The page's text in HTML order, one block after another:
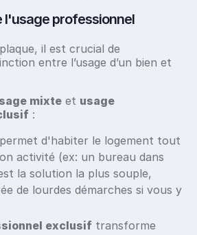
l'usage professionnel
il est crucial de
entre l’usage d’un bien et
mixte et usage
:
permet d'habiter le logement tout
activité (ex: un bureau dans
la solution la plus souple,
de lourdes démarches si vous y
exclusif transforme